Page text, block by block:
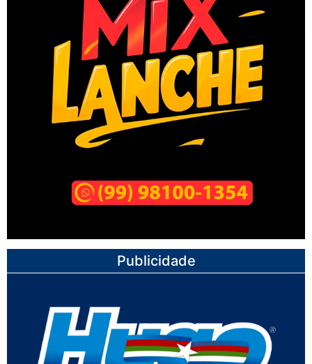
Publicidade